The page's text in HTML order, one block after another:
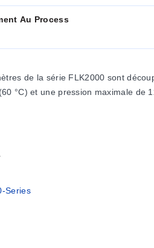
Au Process
de la série FLK2000 sont
°C) et une pression maximale
Series